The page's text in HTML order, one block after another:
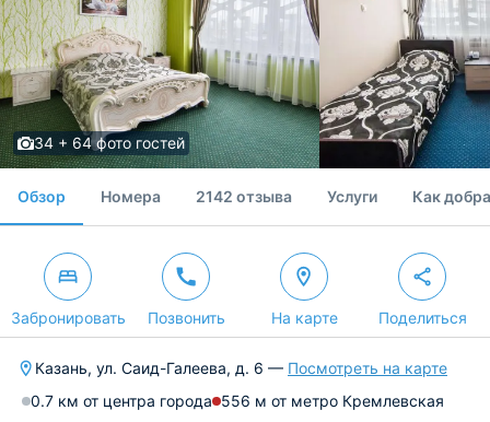
34 + 64 фото гостей
Обзор Номера 2142 отзыва Услуги Как
Забронировать Позвонить На карте Поделиться
Казань, ул. Саид-Галеева, д. 6 — Посмотреть на карте
0.7 км от центра города 556 м от метро Кремлевская